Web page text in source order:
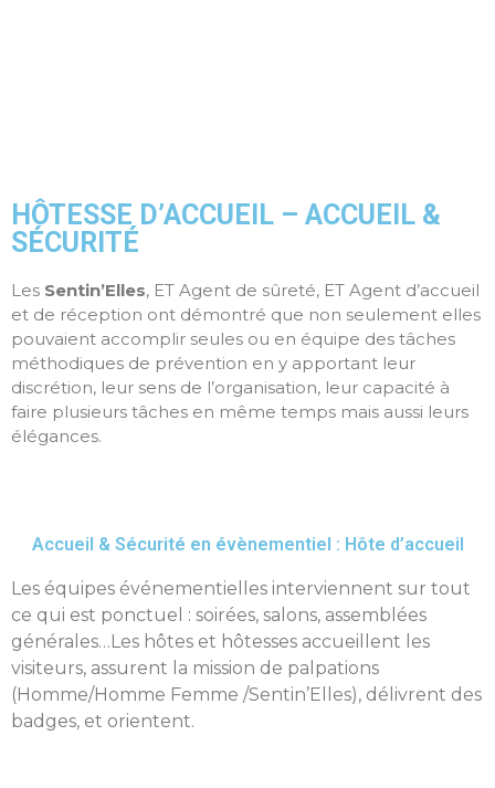
HÔTESSE D’ACCUEIL – ACCUEIL &
SÉCURITÉ
Les Sentin’Elles, ET Agent de sûreté, ET Agent d’accueil
et de réception ont démontré que non seulement elles
pouvaient accomplir seules ou en équipe des tâches
méthodiques de prévention en y apportant leur
discrétion, leur sens de l’organisation, leur capacité à
faire plusieurs tâches en même temps mais aussi leurs
élégances.
Accueil & Sécurité en évènementiel : Hôte d’accueil
Les équipes événementielles interviennent sur tout
ce qui est ponctuel : soirées, salons, assemblées
générales…Les hôtes et hôtesses accueillent les
visiteurs, assurent la mission de palpations
(Homme/Homme Femme /Sentin’Elles), délivrent des
badges, et orientent.